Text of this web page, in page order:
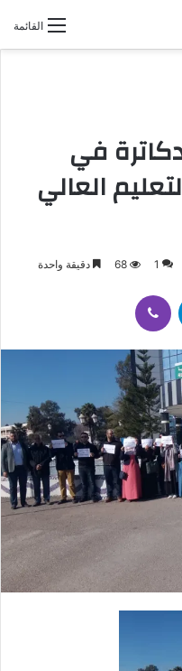
القائمة
في
العالي
1
68 دقيقة واحدة